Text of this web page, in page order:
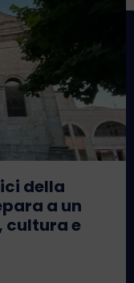
della
a un
cultura e